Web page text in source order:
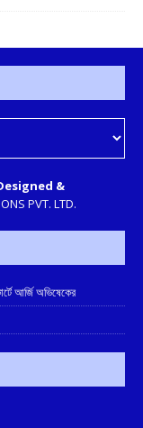
&
PVT. LTD.
আর্জি অভিষেকের